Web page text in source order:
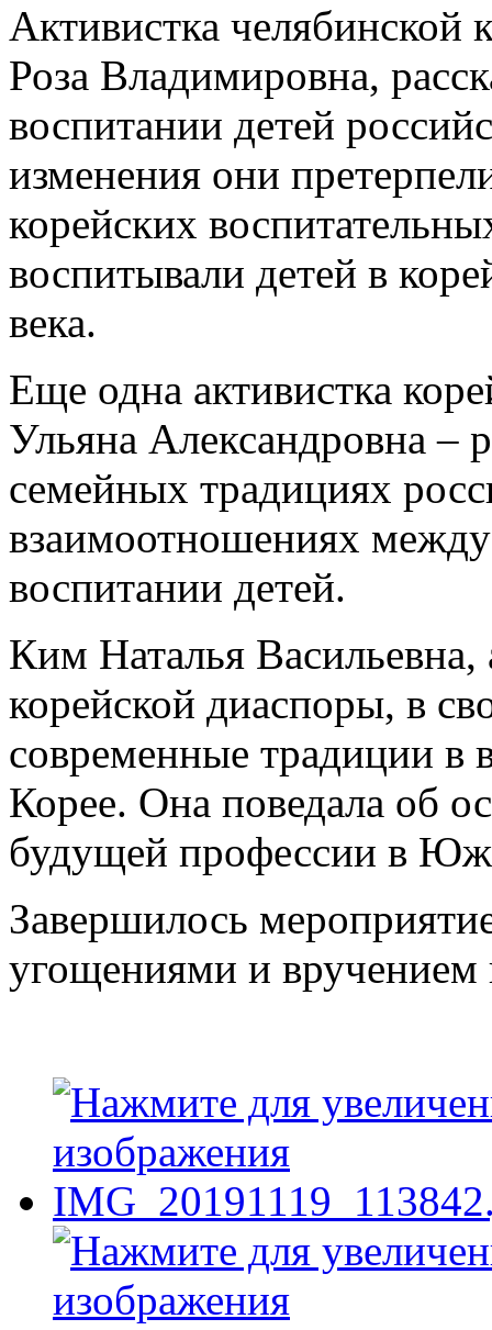
Активистка челябинской
Роза Владимировна,
воспитании детей
изменения они
корейских
воспитывали детей в
века.
Еще одна активистка
Ульяна Александровна –
семейных традициях
взаимоотношениях
воспитании детей.
Ким Наталья Васильевна,
корейской диаспоры, в
современные традиции
Корее. Она поведала об
будущей профессии в
Завершилось
угощениями и вручением